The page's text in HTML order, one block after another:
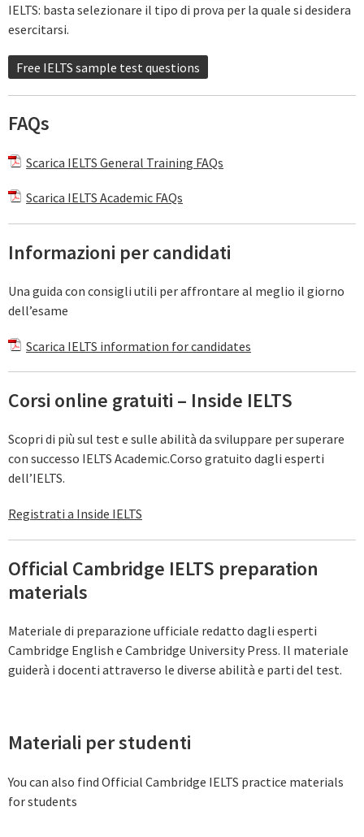
IELTS: basta selezionare il tipo di prova per la quale si desidera
esercitarsi.
Free IELTS sample test questions
FAQs
Scarica IELTS General Training FAQs
Scarica IELTS Academic FAQs
Informazioni per candidati
Una guida con consigli utili per affrontare al meglio il giorno
dell’esame
Scarica IELTS information for candidates
Corsi online gratuiti – Inside IELTS
Scopri di più sul test e sulle abilità da sviluppare per superare
con successo IELTS Academic.Corso gratuito dagli esperti
dell’IELTS.
Registrati a Inside IELTS
Official Cambridge IELTS preparation
materials
Materiale di preparazione ufficiale redatto dagli esperti
Cambridge English e Cambridge University Press. Il materiale
guiderà i docenti attraverso le diverse abilità e parti del test.
Materiali per studenti
You can also find Official Cambridge IELTS practice materials
for students